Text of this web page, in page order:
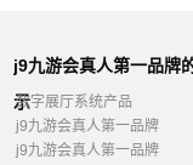
j9九游会真人第一品牌
示
数字展厅系统产品
j9九游会真人第一品牌
j9九游会真人第一品牌